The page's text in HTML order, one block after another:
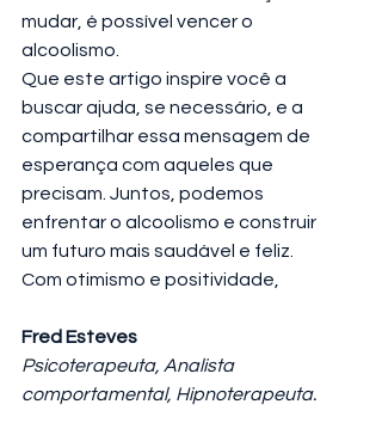
mudar, é possível vencer o
alcoolismo.
Que este artigo inspire você a
buscar ajuda, se necessário, e a
compartilhar essa mensagem de
esperança com aqueles que
precisam. Juntos, podemos
enfrentar o alcoolismo e construir
um futuro mais saudável e feliz.
Com otimismo e positividade,
Fred Esteves
Psicoterapeuta, Analista
comportamental, Hipnoterapeuta.